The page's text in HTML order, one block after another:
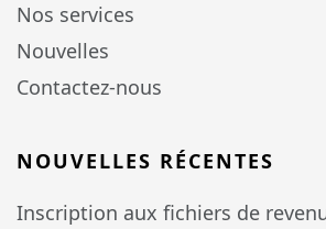
Nos services
Nouvelles
Contactez-nous
NOUVELLES RÉCENTES
Inscription aux fichiers de